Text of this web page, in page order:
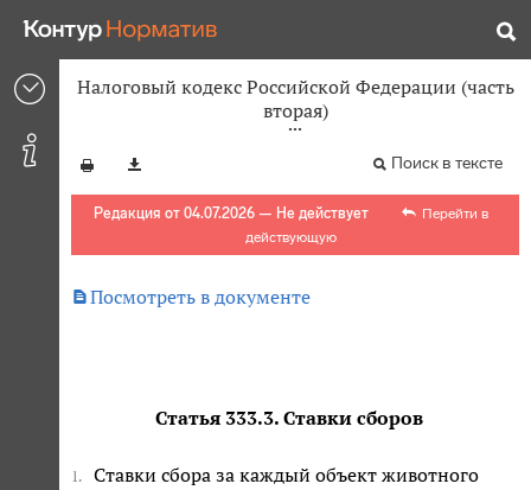
Налоговый кодекс Российской Федерации (часть
вторая)
Поиск в тексте
Редакция от 04.07.2026 — Не действует
Перейти в
действующую
Посмотреть в документе
Статья 333.3. Ставки сборов
1.
Ставки сбора за каждый объект животного